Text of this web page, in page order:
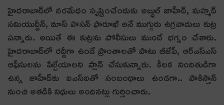
హైదరాబాద్‌లో నరమేధం సృష్టించేందుకు అబ్ధుల్ జాహీద్, మహ్మద్
సమియుద్దీన్, మాస్ హసన్ ఫారూఖ్ అనే ముగ్గురు ఉగ్రవాదులు కుట్ర
పన్నారు. అయితే ఈ కుట్రను పోలీసులు ముందే భగ్నం చేశారు.
హైదరాబాద్‌లో రద్దీగా ఉండే ప్రాంతాలతో పాటు బీజేపీ, ఆర్ఎస్ఎస్
ఆఫీసులను పేల్చేయాలని ప్లాన్ చేసుకున్నారు. కీలక నిందితుడిగా
ఉన్న జాహీద్‌కు ఐఎస్‌ఐతో సంబంధాలు ఉండగా.. పాకిస్తాన్
నుంచి అతడికి నిధులు అందినట్లు గుర్తించారు.